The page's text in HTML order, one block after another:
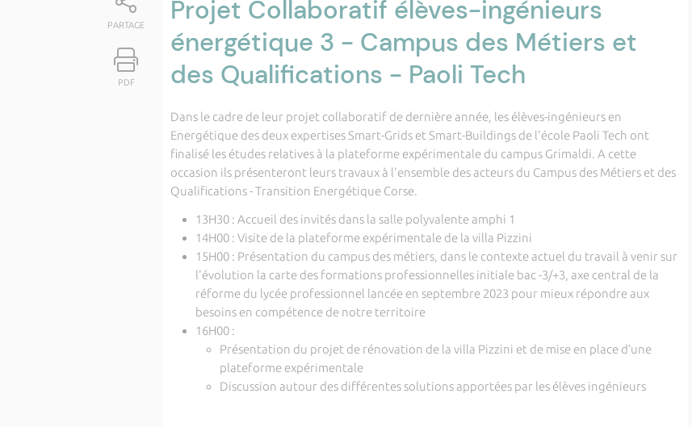
PARTAGE
PDF
Projet Collaboratif élèves-ingénieurs
énergétique 3 - Campus des Métiers et
des Qualifications - Paoli Tech
Dans le cadre de leur projet collaboratif de dernière année, les élèves-ingénieurs en
Energétique des deux expertises Smart-Grids et Smart-Buildings de l'école Paoli Tech ont
finalisé les études relatives à la plateforme expérimentale du campus Grimaldi. A cette
occasion ils présenteront leurs travaux à l'ensemble des acteurs du Campus des Métiers et des
Qualifications - Transition Energétique Corse.
13H30 : Accueil des invités dans la salle polyvalente amphi 1
14H00 : Visite de la plateforme expérimentale de la villa Pizzini
15H00 : Présentation du campus des métiers, dans le contexte actuel du travail à venir sur
l'évolution la carte des formations professionnelles initiale bac -3/+3, axe central de la
réforme du lycée professionnel lancée en septembre 2023 pour mieux répondre aux
besoins en compétence de notre territoire
16H00 :
Présentation du projet de rénovation de la villa Pizzini et de mise en place d’une
plateforme expérimentale
Discussion autour des différentes solutions apportées par les élèves ingénieurs